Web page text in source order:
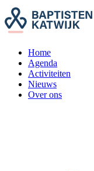
Home
Agenda
Activiteiten
Nieuws
Over ons